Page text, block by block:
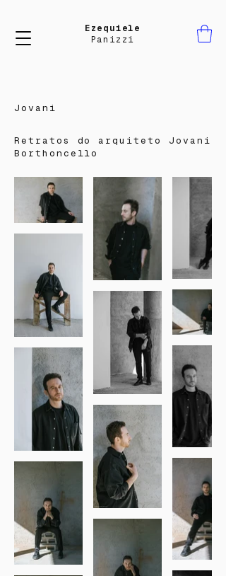
Ezequiele
Panizzi
Jovani
Retratos do arquiteto Jovani
Borthoncello